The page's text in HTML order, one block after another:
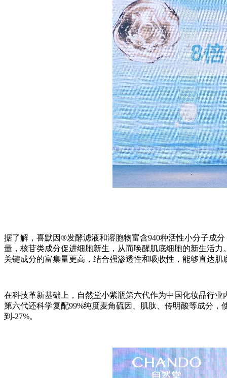
据了解，喜默因®发酵滤液和溶胞物富含940种活性小分子成
量，核苷类成分促进细胞新生，从而唤醒肌底细胞的新生活
关键成分的富集量更高，结合强渗透性和吸收性，能够直达肌
在科技革新基础上，自然堂小紫瓶第六代作为中国化妆品行
第六代还科学复配99%纯度麦角硫因、肌肽、传明酸等成分
到-27%。